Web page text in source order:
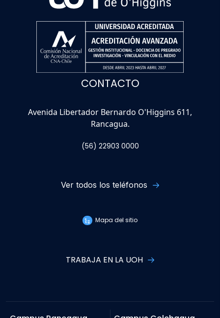
CONTACTO
Avenida Libertador Bernardo O'Higgins 611,
Rancagua.
(56) 22903 0000
Ver todos los teléfonos
Mapa del sitio
TRABAJA EN LA UOH